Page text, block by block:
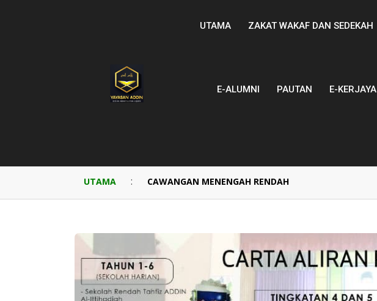
UTAMA ZAKAT WAKAF DAN SEDEKAH
E-ALUMNI PAUTAN E-KERJAYA
UTAMA : CAWANGAN MENENGAH RENDAH